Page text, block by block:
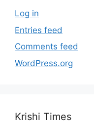
Log in
Entries feed
Comments feed
WordPress.org
Krishi Times